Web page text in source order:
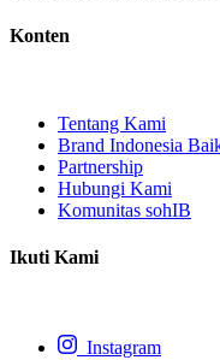
Konten
Tentang Kami
Brand Indonesia
Partnership
Hubungi Kami
Komunitas sohIB
Ikuti Kami
Instagram